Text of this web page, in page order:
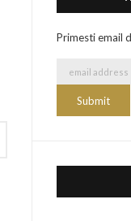
Primesti email